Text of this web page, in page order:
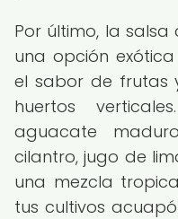
Por último, la
una opción
el sabor de frutas
huertos
aguacate
cilantro, jugo de
una mezcla
tus cultivos